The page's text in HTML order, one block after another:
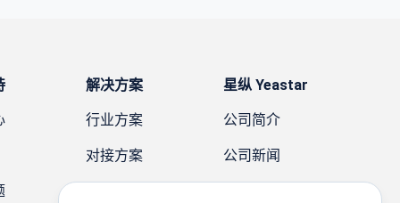
解决方案
行业方案
对接方案
星纵 Yeastar
公司简介
公司新闻